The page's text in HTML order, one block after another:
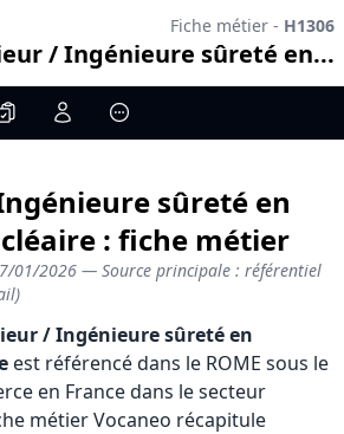
Fiche métier - H1306
/ Ingénieure sûreté en...
sûreté en
: fiche métier
01/2026 — Source principale : référentiel
/ Ingénieure sûreté en
est référencé dans le ROME sous le
en France dans le secteur
métier Vocaneo récapitule